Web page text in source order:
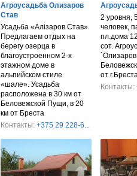
Агроусадьба Олизаров
Став
Усадьба «Алiзаров Став»
Предлагаем отдых на
берегу озерца в
благоустроенном 2-х
этажном доме в
альпийском стиле
«шале». Усадьба
расположена в 30 км от
Беловежской Пущи, в 20
км от Бреста
Контакты: +375 29 228-6...
2 уровня,
человек,
пл.дома
сот.
от
Контакты: